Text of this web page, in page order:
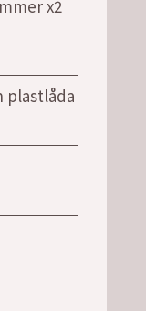
x2
plastlåda